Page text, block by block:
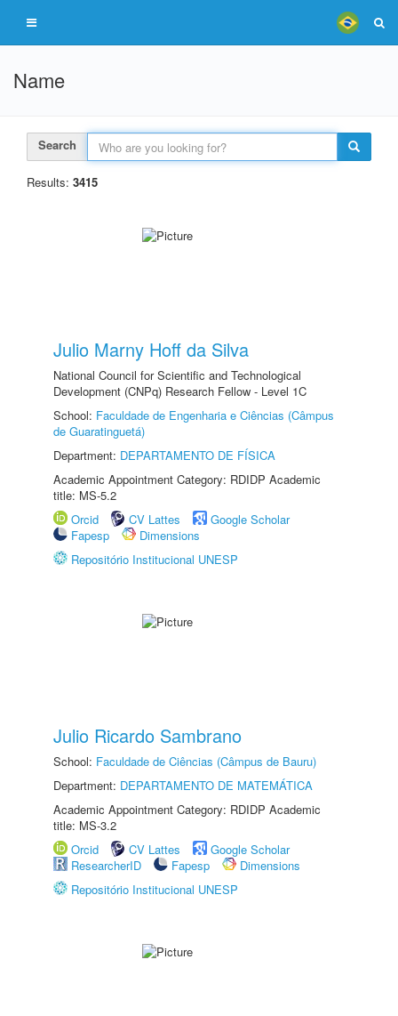
Name
Search
Results: 3415
Julio Marny Hoff da Silva
National Council for Scientific and Technological
Development (CNPq) Research Fellow - Level 1C
School: Faculdade de Engenharia e Ciências (Câmpus
de Guaratinguetá)
Department: DEPARTAMENTO DE FÍSICA
Academic Appointment Category: RDIDP Academic
title: MS-5.2
Orcid
CV Lattes
Google Scholar
Fapesp
Dimensions
Repositório Institucional UNESP
Julio Ricardo Sambrano
School: Faculdade de Ciências (Câmpus de Bauru)
Department: DEPARTAMENTO DE MATEMÁTICA
Academic Appointment Category: RDIDP Academic
title: MS-3.2
Orcid
CV Lattes
Google Scholar
ResearcherID
Fapesp
Dimensions
Repositório Institucional UNESP